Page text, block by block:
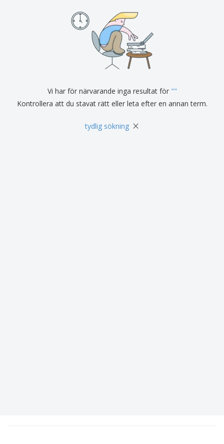
Vi har för närvarande inga resultat för ""
Kontrollera att du stavat rätt eller leta efter en annan term.
tydlig sökning ×